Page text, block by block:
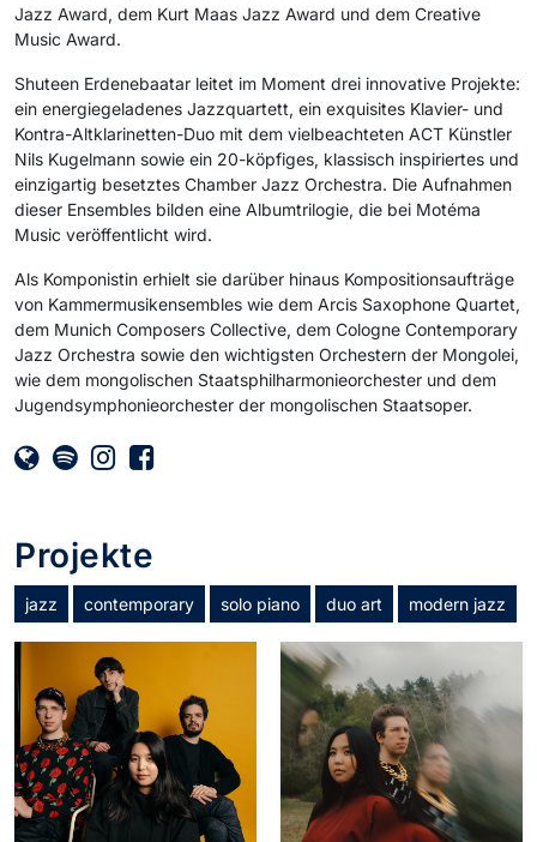
Jazz Award, dem Kurt Maas Jazz Award und dem Creative
Music Award.
Shuteen Erdenebaatar leitet im Moment drei innovative Projekte:
ein energiegeladenes Jazzquartett, ein exquisites Klavier- und
Kontra-Altklarinetten-Duo mit dem vielbeachteten ACT Künstler
Nils Kugelmann sowie ein 20-köpfiges, klassisch inspiriertes und
einzigartig besetztes Chamber Jazz Orchestra. Die Aufnahmen
dieser Ensembles bilden eine Albumtrilogie, die bei Motéma
Music veröffentlicht wird.
Als Komponistin erhielt sie darüber hinaus Kompositionsaufträge
von Kammermusikensembles wie dem Arcis Saxophone Quartet,
dem Munich Composers Collective, dem Cologne Contemporary
Jazz Orchestra sowie den wichtigsten Orchestern der Mongolei,
wie dem mongolischen Staatsphilharmonieorchester und dem
Jugendsymphonieorchester der mongolischen Staatsoper.
Projekte
jazz contemporary solo piano duo art modern jazz